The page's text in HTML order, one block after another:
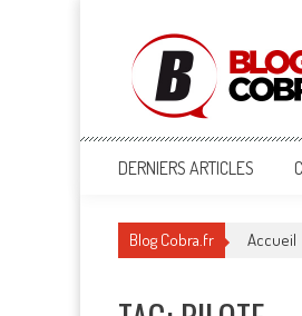
Blog Cobra
Toute l'actu Image & Son !
DERNIERS ARTICLES
Blog Cobra.fr Accueil